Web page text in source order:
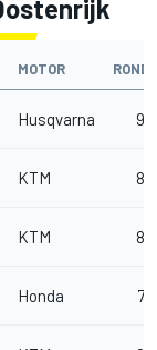
MOTOR
Husqvarna 9
KTM 8
KTM 8
Honda 7